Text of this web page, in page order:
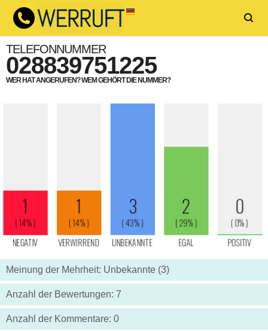
TELEFONNUMMER
028839751225
WER HAT ANGERUFEN? WEM GEHÖRT DIE NUMMER?
Meinung der Mehrheit: Unbekannte (3)
Anzahl der Bewertungen: 7
Anzahl der Kommentare: 0